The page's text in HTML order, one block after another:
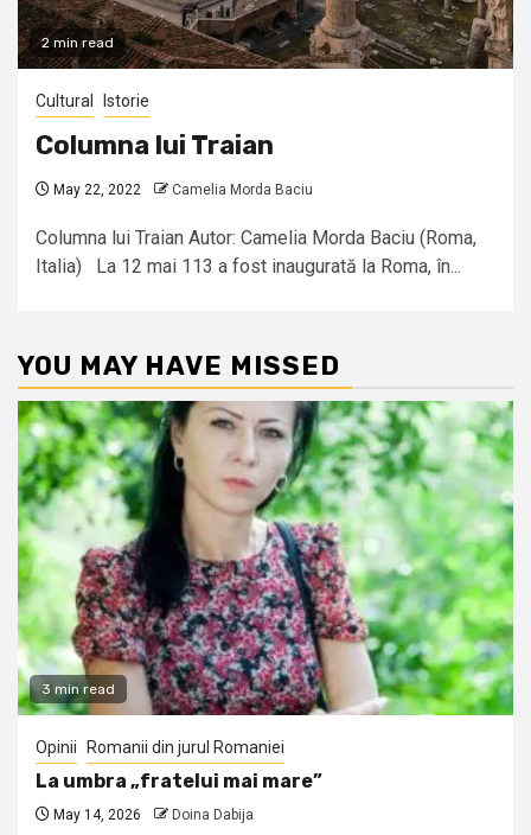
2 min read
Cultural Istorie
Columna lui Traian
May 22, 2022 Camelia Morda Baciu
Columna lui Traian Autor: Camelia Morda Baciu (Roma,
Italia) La 12 mai 113 a fost inaugurată la Roma, în...
YOU MAY HAVE MISSED
3 min read
Opinii Romanii din jurul Romaniei
La umbra „fratelui mai mare”
May 14, 2026 Doina Dabija